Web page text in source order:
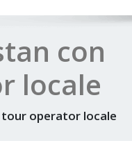
con
locale
operator locale